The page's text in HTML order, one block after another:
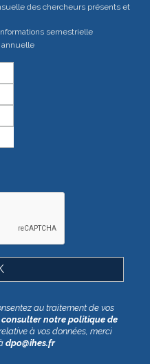
des chercheurs présents et
semestrielle
annuelle
au traitement de vos
consulter notre politique de
à vos données, merci
dpo@ihes.fr